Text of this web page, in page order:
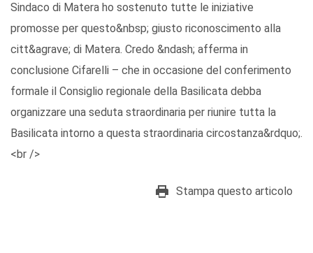
Sindaco di Matera ho sostenuto tutte le iniziative
promosse per questo&nbsp; giusto riconoscimento alla
citt&agrave; di Matera. Credo &ndash; afferma in
conclusione Cifarelli – che in occasione del conferimento
formale il Consiglio regionale della Basilicata debba
organizzare una seduta straordinaria per riunire tutta la
Basilicata intorno a questa straordinaria circostanza&rdquo;.
<br />
Stampa questo articolo